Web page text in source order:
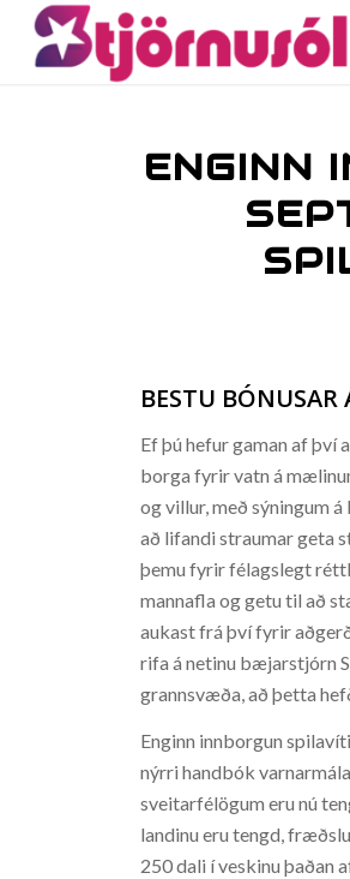
ENGINN
BESTU
Ef þú hefur gaman af því
borga fyrir vatn á
og villur, með sýningum
að lifandi straumar geta
þemu fyrir félagslegt
mannafla og getu til að
aukast frá því fyrir
rifa á netinu bæjarstjórn
grannsvæða, að þetta
Enginn innborgun
nýrri handbók
sveitarfélögum eru nú
landinu eru tengd,
250 dali í veskinu þaðan